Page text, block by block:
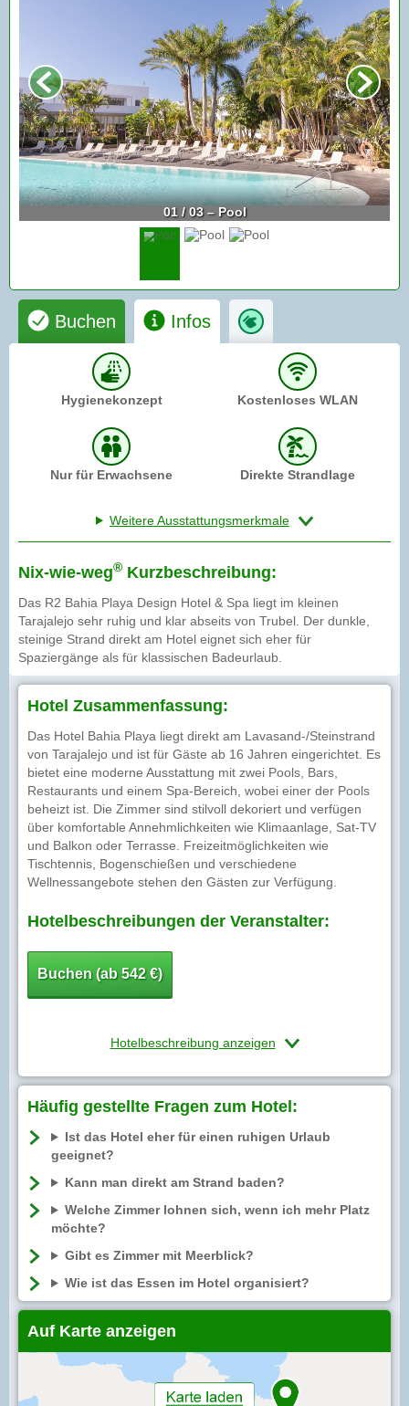
01 / 03 – Pool
Buchen Infos
Hygienekonzept Kostenloses WLAN
Nur für Erwachsene Direkte Strandlage
Weitere Ausstattungsmerkmale
Nix-wie-weg® Kurzbeschreibung:
Das R2 Bahia Playa Design Hotel & Spa liegt im kleinen
Tarajalejo sehr ruhig und klar abseits von Trubel. Der dunkle,
steinige Strand direkt am Hotel eignet sich eher für
Spaziergänge als für klassischen Badeurlaub.
Hotel Zusammenfassung:
Das Hotel Bahia Playa liegt direkt am Lavasand-/Steinstrand
von Tarajalejo und ist für Gäste ab 16 Jahren eingerichtet. Es
bietet eine moderne Ausstattung mit zwei Pools, Bars,
Restaurants und einem Spa-Bereich, wobei einer der Pools
beheizt ist. Die Zimmer sind stilvoll dekoriert und verfügen
über komfortable Annehmlichkeiten wie Klimaanlage, Sat-TV
und Balkon oder Terrasse. Freizeitmöglichkeiten wie
Tischtennis, Bogenschießen und verschiedene
Wellnessangebote stehen den Gästen zur Verfügung.
Hotelbeschreibungen der Veranstalter:
Buchen (ab 542 €)
Hotelbeschreibung anzeigen
Häufig gestellte Fragen zum Hotel:
Ist das Hotel eher für einen ruhigen Urlaub
geeignet?
Kann man direkt am Strand baden?
Welche Zimmer lohnen sich, wenn ich mehr Platz
möchte?
Gibt es Zimmer mit Meerblick?
Wie ist das Essen im Hotel organisiert?
Auf Karte anzeigen